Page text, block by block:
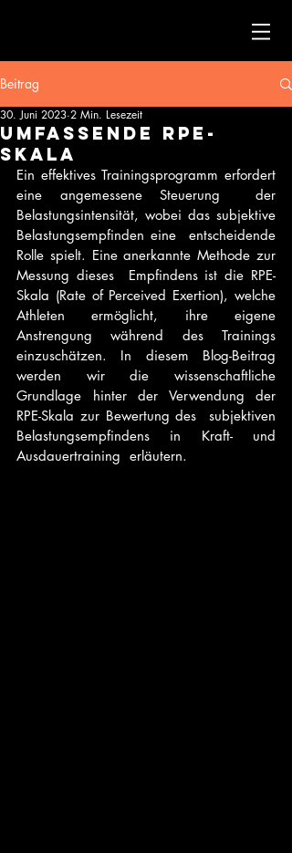
Beitrag
UMFASSENDE RPE-
SKALA
30. Juni 2023 2 Min. Lesezeit
Ein effektives Trainingsprogramm erfordert
eine angemessene Steuerung  der
Belastungsintensität, wobei das subjektive
Belastungsempfinden eine  entscheidende
Rolle spielt. Eine anerkannte Methode zur
Messung dieses  Empfindens ist die RPE-
Skala (Rate of Perceived Exertion), welche
Athleten ermöglicht, ihre eigene
Anstrengung während des Trainings
einzuschätzen. In diesem Blog-Beitrag
werden wir die wissenschaftliche
Grundlage hinter der Verwendung der
RPE-Skala zur Bewertung des  subjektiven
Belastungsempfindens in Kraft- und
Ausdauertraining  erläutern.